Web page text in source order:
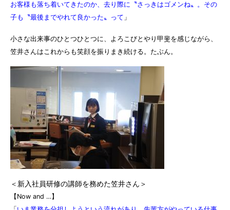
お客様も落ち着いてきたのか、去り際に〝さっきはゴメンね〟。その
子も〝最後までやれて良かった〟って 」
小さな出来事のひとつひとつに、よろこびとやり甲斐を感じながら、
笠井さんはこれからも笑顔を振りまき続ける。たぶん。
＜新入社員研修の講師を務めた笠井さん＞
【Now and …】